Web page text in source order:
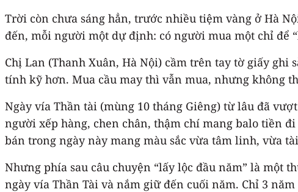
Trời còn chưa sáng hẳn, trước nhiều tiệm vàng ở Hà
đến, mỗi người một dự định: có người mua một chỉ để
Chị Lan (Thanh Xuân, Hà Nội) cầm trên tay tờ giấy
tính kỹ hơn. Mua cầu may thì vẫn mua, nhưng không
Ngày vía Thần tài (mùng 10 tháng Giêng) từ lâu đã
người xếp hàng, chen chân, thậm chí mang balo tiền
bán trong ngày này mang màu sắc vừa tâm linh, vừa
Nhưng phía sau câu chuyện “lấy lộc đầu năm” là một
ngày vía Thần Tài và nắm giữ đến cuối năm. Chỉ 3